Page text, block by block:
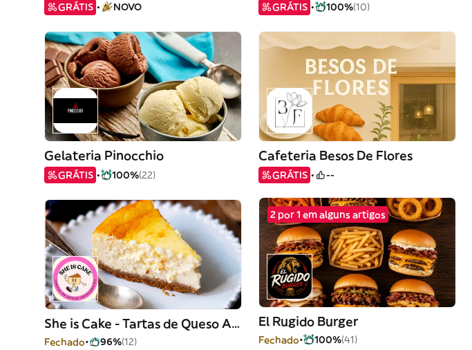
GRÁTIS NOVO GRÁTIS 100%(10)
Gelateria Pinocchio
GRÁTIS 100%(22)
Cafeteria Besos De Flores
GRÁTIS --
She is Cake - Tartas de Queso Artesanales
Fechado 96%(12)
2 por 1 em alguns artigos
El Rugido Burger
Fechado 100%(41)